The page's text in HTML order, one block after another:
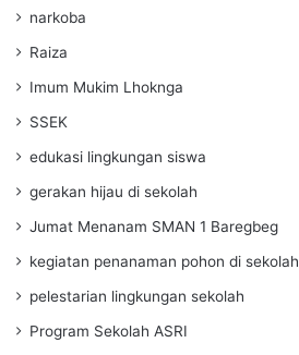
narkoba
Raiza
Imum Mukim Lhoknga
SSEK
edukasi lingkungan siswa
gerakan hijau di sekolah
Jumat Menanam SMAN 1 Baregbeg
kegiatan penanaman pohon di sekolah
pelestarian lingkungan sekolah
Program Sekolah ASRI